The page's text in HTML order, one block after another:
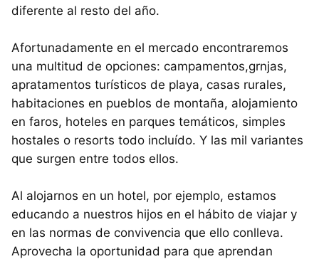
diferente al resto del año.
Afortunadamente en el mercado encontraremos
una multitud de opciones: campamentos,grnjas,
apratamentos turísticos de playa, casas rurales,
habitaciones en pueblos de montaña, alojamiento
en faros, hoteles en parques temáticos, simples
hostales o resorts todo incluído. Y las mil variantes
que surgen entre todos ellos.
Al alojarnos en un hotel, por ejemplo, estamos
educando a nuestros hijos en el hábito de viajar y
en las normas de convivencia que ello conlleva.
Aprovecha la oportunidad para que aprendan